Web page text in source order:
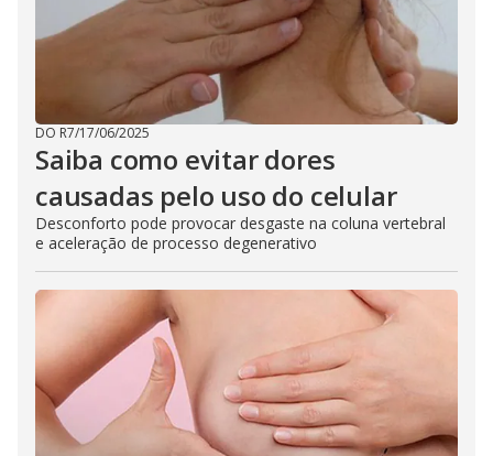
DO R7/17/06/2025
Saiba como evitar dores
causadas pelo uso do celular
Desconforto pode provocar desgaste na coluna vertebral
e aceleração de processo degenerativo